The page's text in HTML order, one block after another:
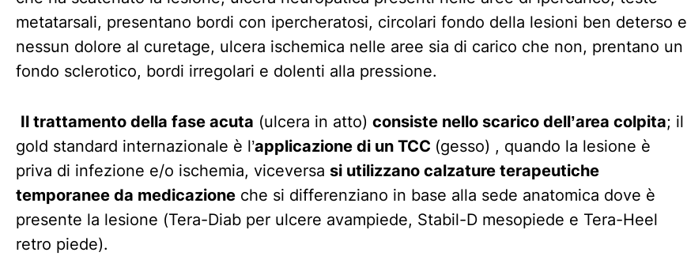
metatarsali, presentano bordi con ipercheratosi, circolari fondo della lesioni ben deterso e
nessun dolore al curetage, ulcera ischemica nelle aree sia di carico che non, prentano un
fondo sclerotico, bordi irregolari e dolenti alla pressione.
Il trattamento della fase acuta (ulcera in atto) consiste nello scarico dell’area colpita; il
gold standard internazionale è l’applicazione di un TCC (gesso) , quando la lesione è
priva di infezione e/o ischemia, viceversa si utilizzano calzature terapeutiche
temporanee da medicazioneche si differenziano in base alla sede anatomica dove è
presente la lesione (Tera-Diab per ulcere avampiede, Stabil-D mesopiede e Tera-Heel
retro piede).